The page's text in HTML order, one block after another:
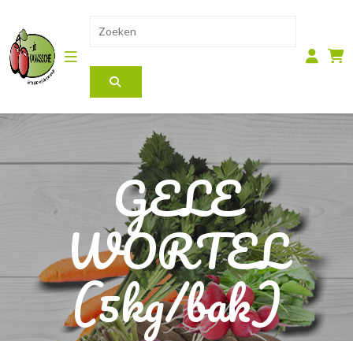
GELE
WORTEL
(5kg/bak)